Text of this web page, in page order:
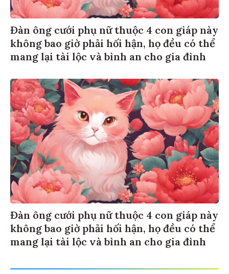
Đàn ông cưới phụ nữ thuộc 4 con giáp này
không bao giờ phải hối hận, họ đều có thể
mang lại tài lộc và bình an cho gia đình
Đàn ông cưới phụ nữ thuộc 4 con giáp này
không bao giờ phải hối hận, họ đều có thể
mang lại tài lộc và bình an cho gia đình